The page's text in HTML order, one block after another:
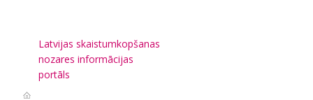
Latvijas skaistumkopšanas
nozares informācijas
portāls